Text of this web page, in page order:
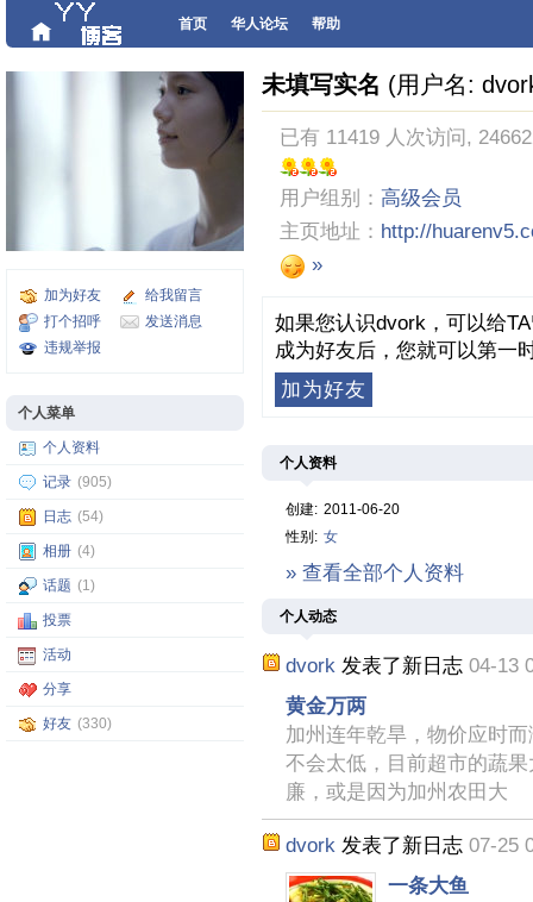
首页 华人论坛 帮助
加为好友
给我留言
打个招呼
发送消息
违规举报
个人菜单
个人资料
记录 (905)
日志 (54)
相册 (4)
话题 (1)
投票
活动
分享
好友 (330)
未填写实名 (用户名:
已有 11419 人次访问,
用户组别： 高级会员
主页地址： http://
»
如果您认识dvork，可以给
成为好友后，您就可以第一
加为好友
个人资料
创建: 2011-06-20
性别: 女
» 查看全部个人资料
个人动态
dvork 发表了新日志 04-13
黄金万两
加州连年乾旱，物价应时
不会太低，目前超市的蔬
廉，或是因为加州农田大
dvork 发表了新日志 07-25
一条大鱼